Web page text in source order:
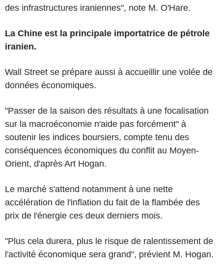
des infrastructures iraniennes", note M. O'Hare.
La Chine est la principale importatrice de pétrole
iranien.
Wall Street se prépare aussi à accueillir une volée de
données économiques.
"Passer de la saison des résultats à une focalisation
sur la macroéconomie n'aide pas forcément" à
soutenir les indices boursiers, compte tenu des
conséquences économiques du conflit au Moyen-
Orient, d'après Art Hogan.
Le marché s'attend notamment à une nette
accélération de l'inflation du fait de la flambée des
prix de l'énergie ces deux derniers mois.
"Plus cela durera, plus le risque de ralentissement de
l'activité économique sera grand", prévient M. Hogan.